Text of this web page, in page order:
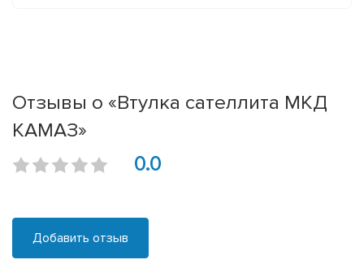
Отзывы о «Втулка сателлита МКД
КАМАЗ»
0.0
Добавить отзыв